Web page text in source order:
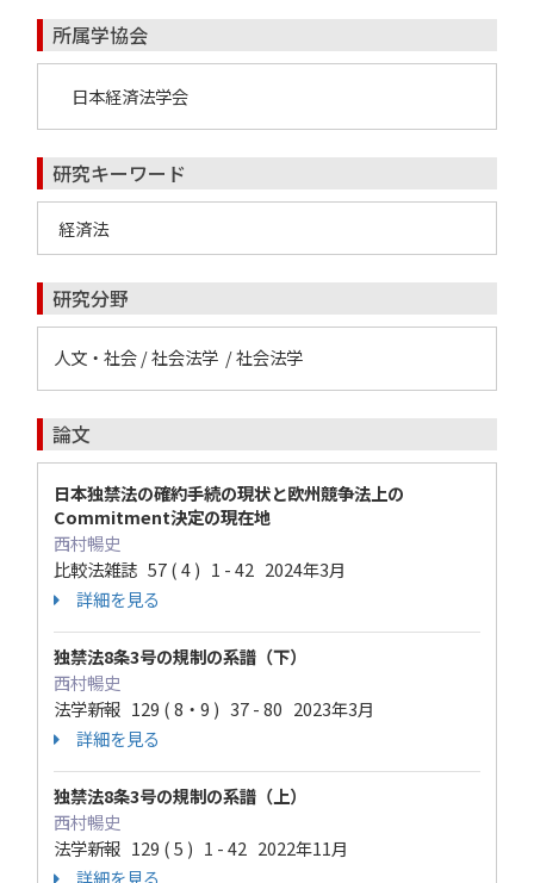
所属学協会
日本経済法学会
研究キーワード
経済法
研究分野
人文・社会 / 社会法学 / 社会法学
論文
日本独禁法の確約手続の現状と欧州競争法上の
Commitment決定の現在地
西村暢史
比較法雑誌 57 ( 4 ) 1 - 42 2024年3月
詳細を見る
独禁法8条3号の規制の系譜（下）
西村暢史
法学新報 129 ( 8・9 ) 37 - 80 2023年3月
詳細を見る
独禁法8条3号の規制の系譜（上）
西村暢史
法学新報 129 ( 5 ) 1 - 42 2022年11月
詳細を見る